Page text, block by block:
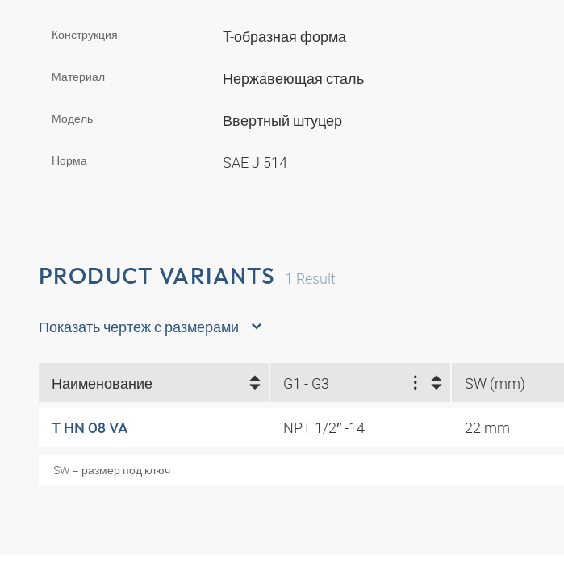
Конструкция T-образная форма
Материал Нержавеющая сталь
Модель Ввертный штуцер
Норма SAE J 514
PRODUCT VARIANTS 1 Result
Показать чертеж с размерами
Наименование G1 - G3 SW (mm)
T HN 08 VA NPT 1/2″ -14 22 mm
SW = размер под ключ